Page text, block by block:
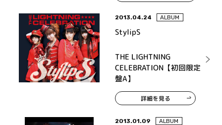
2013.04.24 ALBUM
StylipS
THE LIGHTNING
CELEBRATION【初回限定
盤A】
詳細を見る
2013.01.09 ALBUM